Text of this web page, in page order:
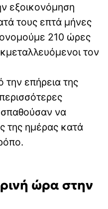
εξοικονόμηση
τους επτά μήνες
210 ώρες
τον
την επήρεια της
να
της ημέρας κατά
ώρα στην